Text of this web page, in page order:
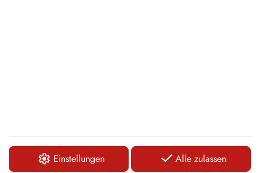
Einstellungen Alle zulassen